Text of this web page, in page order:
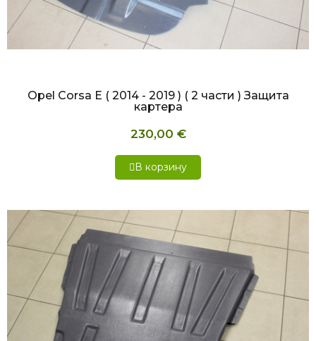
Opel Corsa E ( 2014 - 2019 ) ( 2 части ) Защита
картера
230,00 €
В корзину